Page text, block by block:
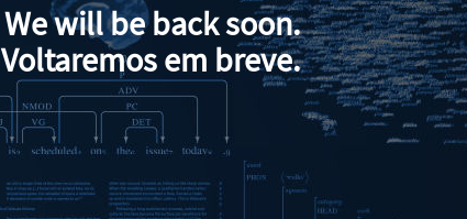
We will be back soon.
Voltaremos em breve.